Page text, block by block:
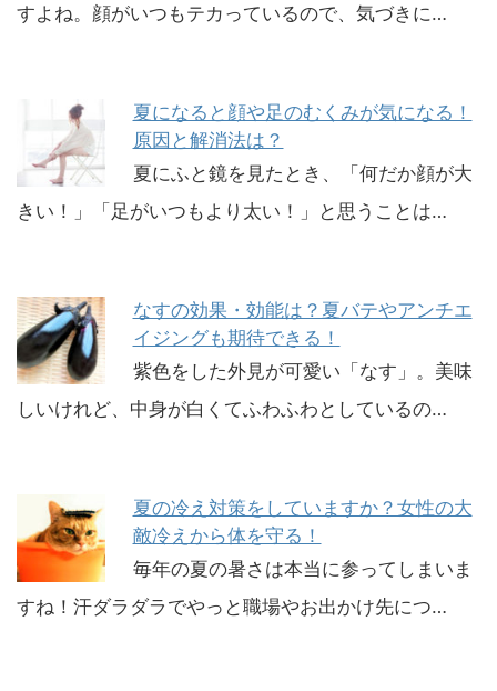
すよね。顔がいつもテカっているので、気づきに…
夏になると顔や足のむくみが気になる！
原因と解消法は？
夏にふと鏡を見たとき、「何だか顔が大
きい！」「足がいつもより太い！」と思うことは…
なすの効果・効能は？夏バテやアンチエ
イジングも期待できる！
紫色をした外見が可愛い「なす」。美味
しいけれど、中身が白くてふわふわとしているの…
夏の冷え対策をしていますか？女性の大
敵冷えから体を守る！
毎年の夏の暑さは本当に参ってしまいま
すね！汗ダラダラでやっと職場やお出かけ先につ…